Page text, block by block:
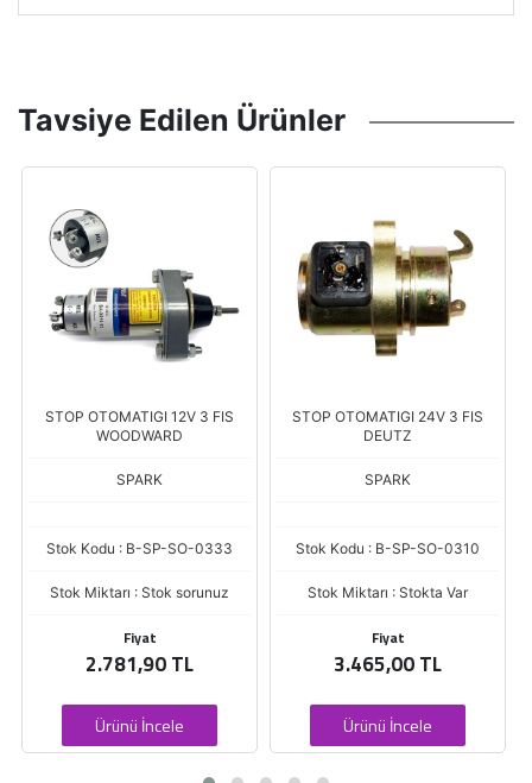
Tavsiye Edilen Ürünler
STOP OTOMATIGI 12V 3 FIS
WOODWARD
SPARK
Stok Kodu : B-SP-SO-0333
Stok Miktarı : Stok sorunuz
Fiyat
2.781,90 TL
Ürünü İncele
STOP OTOMATIGI 24V 3 FIS
DEUTZ
SPARK
Stok Kodu : B-SP-SO-0310
Stok Miktarı : Stokta Var
Fiyat
3.465,00 TL
Ürünü İncele